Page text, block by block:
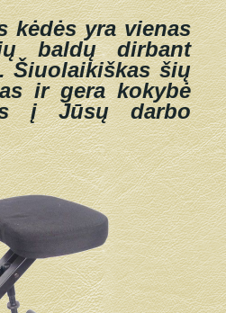
kėdės yra vienas
baldų dirbant
Šiuolaikiškas šių
ir gera kokybė
į Jūsų darbo